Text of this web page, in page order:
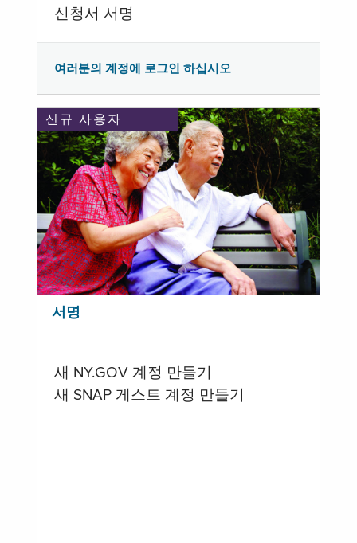
신청서 서명
여러분의 계정에 로그인 하십시오
신규 사용자
서명
새 NY.GOV 계정 만들기
새 SNAP 게스트 계정 만들기